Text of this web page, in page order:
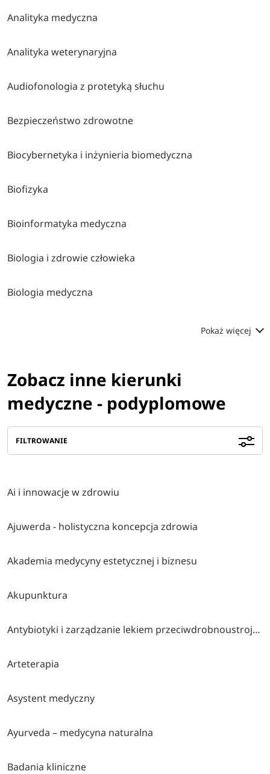
Analityka medyczna
Analityka weterynaryjna
Audiofonologia z protetyką słuchu
Bezpieczeństwo zdrowotne
Biocybernetyka i inżynieria biomedyczna
Biofizyka
Bioinformatyka medyczna
Biologia i zdrowie człowieka
Biologia medyczna
Pokaż więcej
Zobacz inne kierunki
medyczne - podyplomowe
FILTROWANIE
Ai i innowacje w zdrowiu
Ajuwerda - holistyczna koncepcja zdrowia
Akademia medycyny estetycznej i biznesu
Akupunktura
Antybiotyki i zarządzanie lekiem przeciwdrobnoustrojowym
Arteterapia
Asystent medyczny
Ayurveda – medycyna naturalna
Badania kliniczne